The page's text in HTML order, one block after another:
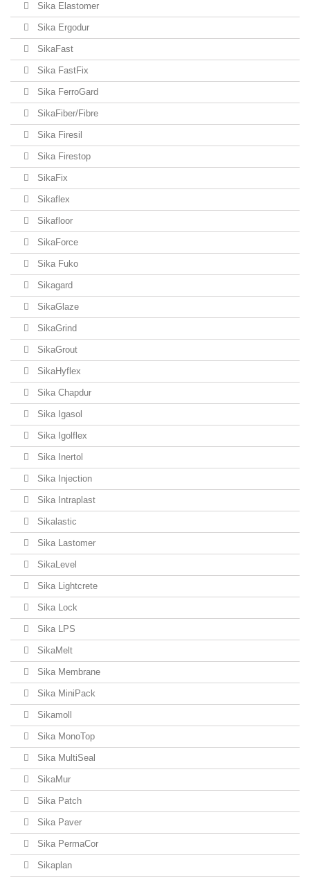
Sika Elastomer
Sika Ergodur
SikaFast
Sika FastFix
Sika FerroGard
SikaFiber/Fibre
Sika Firesil
Sika Firestop
SikaFix
Sikaflex
Sikafloor
SikaForce
Sika Fuko
Sikagard
SikaGlaze
SikaGrind
SikaGrout
SikaHyflex
Sika Chapdur
Sika Igasol
Sika Igolflex
Sika Inertol
Sika Injection
Sika Intraplast
Sikalastic
Sika Lastomer
SikaLevel
Sika Lightcrete
Sika Lock
Sika LPS
SikaMelt
Sika Membrane
Sika MiniPack
Sikamoll
Sika MonoTop
Sika MultiSeal
SikaMur
Sika Patch
Sika Paver
Sika PermaCor
Sikaplan